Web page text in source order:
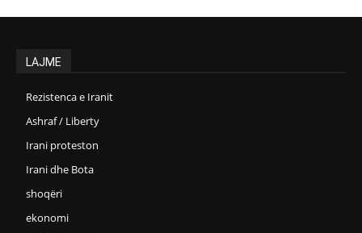
LAJME
Rezistenca e Iranit
Ashraf / Liberty
Irani proteston
Irani dhe Bota
shoqëri
ekonomi